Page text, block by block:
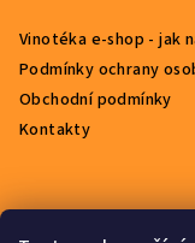
Vinotéka e-shop - jak
Podmínky ochrany
Obchodní podmínky
Kontakty